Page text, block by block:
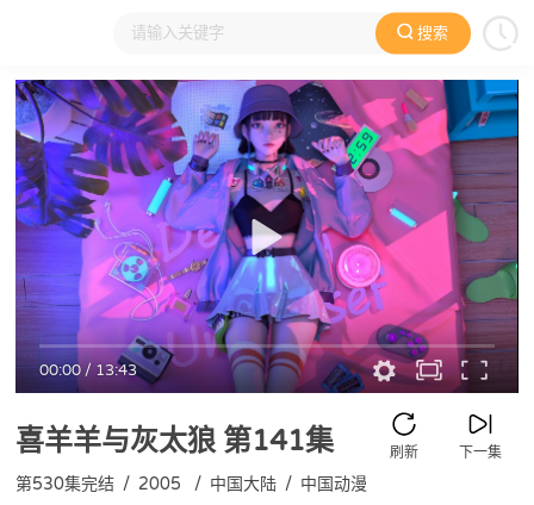
搜索
大家在看 日本动漫 国产动漫 欧美动漫 动漫电影
00:00/13:43
喜羊羊与灰太狼第141集 下一集
刷新
第530集完结 / 2005 / 中国大陆 / 中国动漫